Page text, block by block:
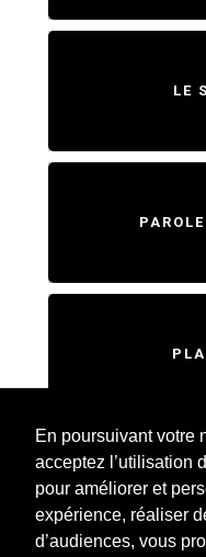
En poursuivant votre
acceptez l’utilisation
pour améliorer et
expérience, réaliser
d’audiences, vous
LE